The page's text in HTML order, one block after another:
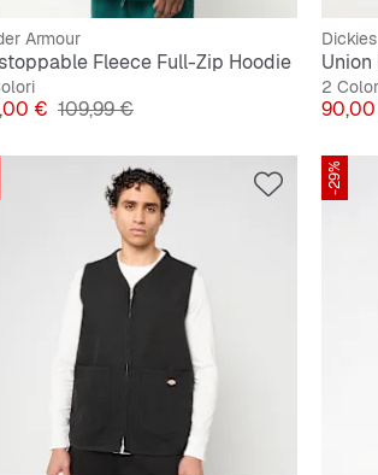
Armour
Fleece Full-Zip Hoodie
€ Prezzo originale
109,99 €
Dickies
2
-29%